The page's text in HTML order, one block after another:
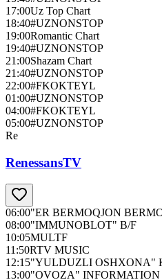
17:00Uz Top Chart
18:40#UZNONSTOP
19:00Romantic Chart
19:40#UZNONSTOP
21:00Shazam Chart
21:40#UZNONSTOP
22:00#FKOKTEYL
01:00#UZNONSTOP
04:00#FKOKTEYL
05:00#UZNONSTOP
Re
RenessansTV
06:00"ER BERMOQJON
08:00"IMMUNOBLOT" B/F
10:05MULTF
11:50RTV MUSIC
12:15"YULDUZLI OSHXONA"
13:00"OVOZA"